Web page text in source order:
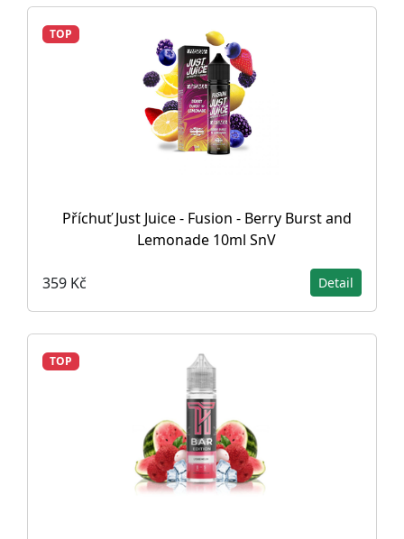
TOP
Příchuť Just Juice - Fusion - Berry Burst and
Lemonade 10ml SnV
359 Kč Detail
TOP